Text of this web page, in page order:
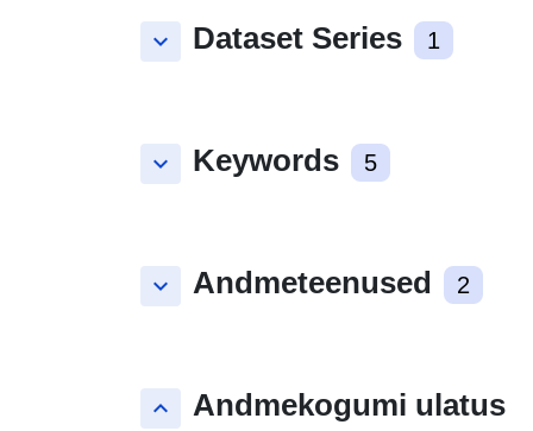
keyboard_arrow_down Dataset Series 1
keyboard_arrow_down Keywords 5
keyboard_arrow_down Andmeteenused 2
keyboard_arrow_up Andmekogumi ulatus